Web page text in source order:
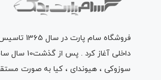
فروشگاه سام پارت
در سال
داخلی
سوزوکی ، هیوندای ، کیا به صورت